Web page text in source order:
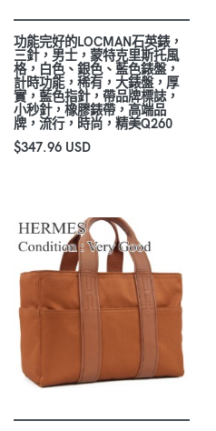
功能完好的LOCMAN石英錶，
三針，男士，蒙特克里斯托風
格，白色、銀色、藍色錶盤，
計時功能，稀有，大錶盤，厚
實，藍色指針，帶品牌標誌，
小秒針，橡膠錶帶，高端品
牌，流行，時尚，精美Q260
$347.96 USD